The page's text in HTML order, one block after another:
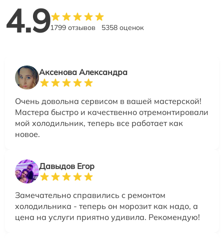
4.91799 отзывов 5358 оценок
Аксенова Александра
Очень довольна сервисом в вашей мастерской!
Мастера быстро и качественно отремонтировали
мой холодильник, теперь все работает как
новое.
Давыдов Егор
Замечательно справились с ремонтом
холодильника - теперь он морозит как надо, а
цена на услуги приятно удивила. Рекомендую!